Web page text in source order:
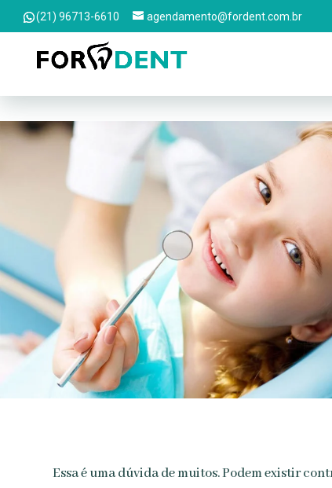
(21) 96713-6610 agendamento@fordent.com.br
Essa é uma dúvida de muitos. Podem existir